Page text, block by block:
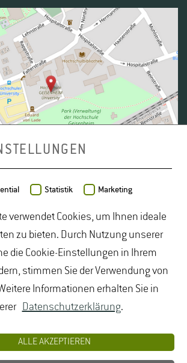
- Veröffentlicht unterODbL
| Gartenbau Studium|
Studium|Lebensmittelsicherheit
Studium|Oenologie
Logistik|Studiengänge
Studiengänge Natur| Studiengänge
Studium Landschaftsarchitektur
|Studium
Statistik Marketing
verwendet Cookies, um Ihnen ideale
zu bieten. Durch Nutzung unserer
die Cookie-Einstellungen in Ihrem
stimmen Sie der Verwendung von
Informationen erhalten Sie in
Datenschutzerklärung.
ALLE AKZEPTIEREN